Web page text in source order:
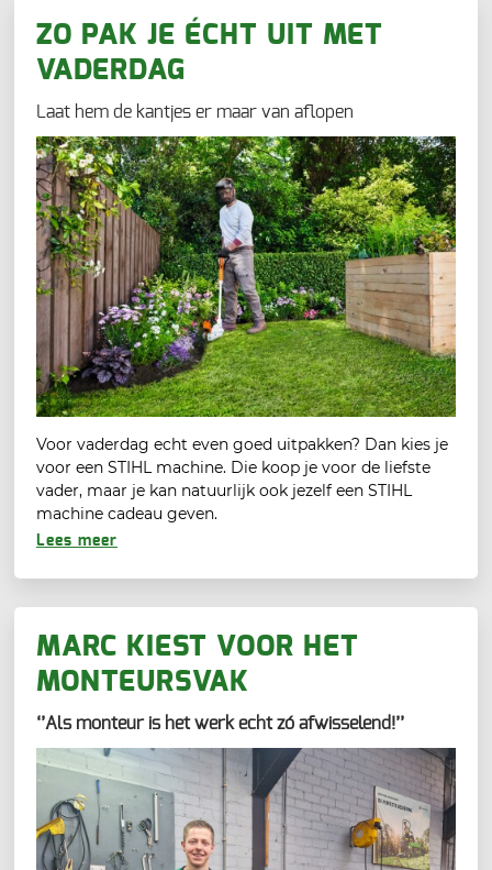
ZO PAK JE ÉCHT UIT MET
VADERDAG
Laat hem de kantjes er maar van aflopen
Voor vaderdag echt even goed uitpakken? Dan kies je
voor een STIHL machine. Die koop je voor de liefste
vader, maar je kan natuurlijk ook jezelf een STIHL
machine cadeau geven.
Lees meer
MARC KIEST VOOR HET
MONTEURSVAK
‘’Als monteur is het werk echt zó afwisselend!’’